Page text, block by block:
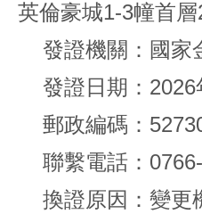
英倫豪城1-3幢首
發證機關：國家
發證日期：2026
郵政編碼：
聯繫電話：
換證原因：變更